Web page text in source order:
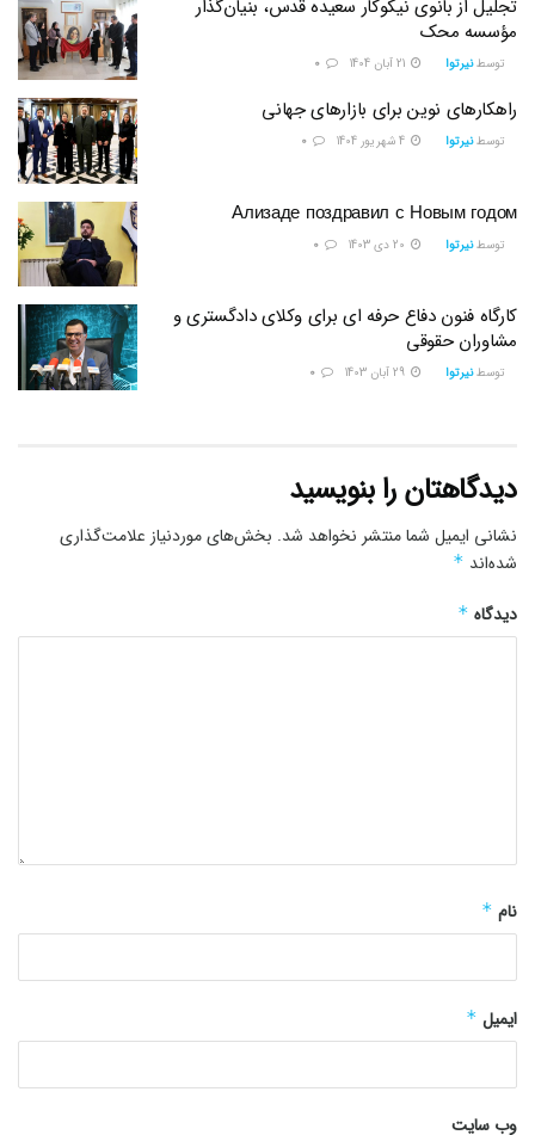
تجلیل از بانوی نیکوکار سعیده قدس، بنیان‌گذار
مؤسسه محک
توسط نیرتوا
راهکارهای نوین برای بازارهای جهانی
توسط نیرتوا
Ализаде поздравил с Новым годом
توسط نیرتوا
کارگاه فنون دفاع حرفه ای برای وکلای دادگستری و
مشاوران حقوقی
توسط نیرتوا
دیدگاهتان را بنویسید
نشانی ایمیل شما منتشر نخواهد شد. بخش‌های موردنیاز علامت‌گذاری
شده‌اند *
دیدگاه *
نام *
ایمیل *
وب‌ سایت